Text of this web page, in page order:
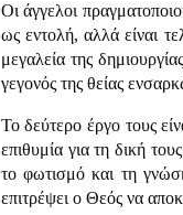
Οι άγγελοι
ως εντολή, αλλά είναι
μεγαλεία της
γεγονός της θείας
Το δεύτερο έργο τους
επιθυμία για τη δική
το φωτισμό και τη
επιτρέψει ο Θεός να